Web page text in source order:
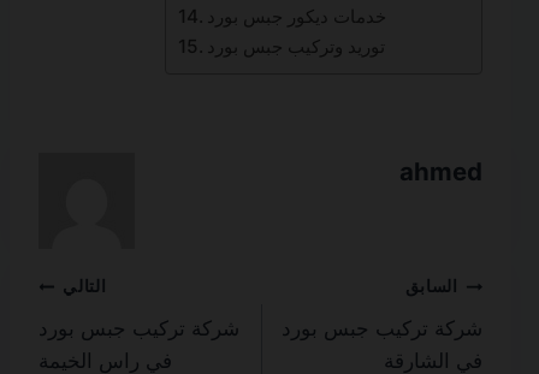
خدمات ديكور جبس بورد
توريد وتركيب جبس بورد
ahmed
تصفّح
المقالات
السابق
شركة تركيب جبس بورد
في الشارقة
التالي
شركة تركيب جبس بورد
في راس الخيمة